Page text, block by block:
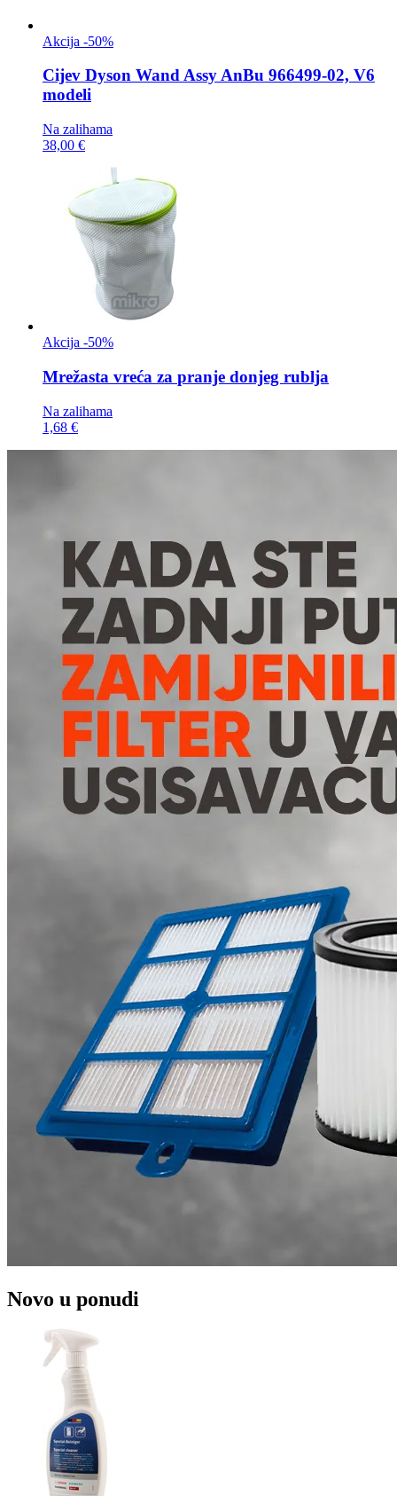
Akcija -50%
Cijev Dyson Wand Assy AnBu 966499-02, V6
modeli
Na zalihama
38,00 €
Akcija -50%
Mrežasta vreća za pranje donjeg rublja
Na zalihama
1,68 €
Novo u ponudi